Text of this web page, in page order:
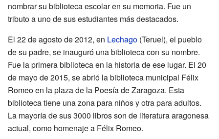
nombrar su biblioteca escolar en su memoria. Fue un
tributo a uno de sus estudiantes más destacados.
El 22 de agosto de 2012, en Lechago (Teruel), el pueblo
de su padre, se inauguró una biblioteca con su nombre.
Fue la primera biblioteca en la historia de ese lugar. El 20
de mayo de 2015, se abrió la biblioteca municipal Félix
Romeo en la plaza de la Poesía de Zaragoza. Esta
biblioteca tiene una zona para niños y otra para adultos.
La mayoría de sus 3000 libros son de literatura aragonesa
actual, como homenaje a Félix Romeo.